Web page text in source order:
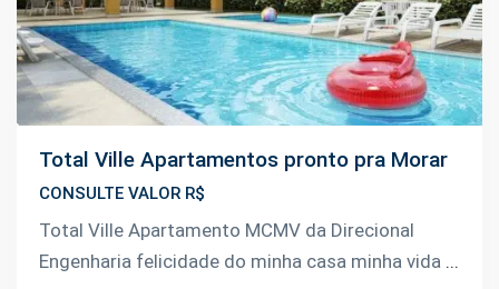
Total Ville Apartamentos pronto pra Morar
CONSULTE VALOR R$
Total Ville Apartamento MCMV da Direcional
Engenharia felicidade do minha casa minha vida ...